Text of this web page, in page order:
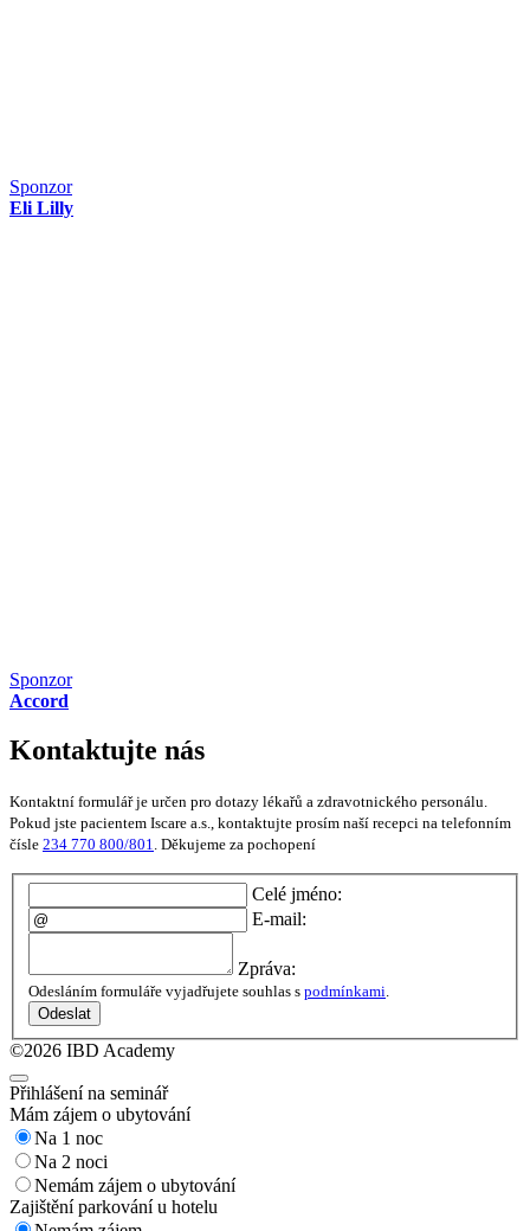
Sponzor
Eli Lilly
Sponzor
Accord
Kontaktujte nás
Kontaktní formulář je určen pro dotazy lékařů a zdravotnického personálu.
Pokud jste pacientem Iscare a.s., kontaktujte prosím naší recepci na telefonním
čísle 234 770 800/801. Děkujeme za pochopení
Celé jméno:
E-mail:
Zpráva:
Odesláním formuláře vyjadřujete souhlas s podmínkami
Odeslat
©2026 IBD Academy
Přihlášení na seminář
Mám zájem o ubytování
Na 1 noc
Na 2 noci
Nemám zájem o ubytování
Zajištění parkování u hotelu